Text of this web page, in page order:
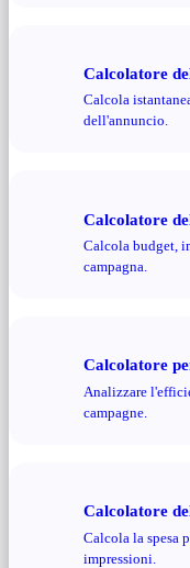
Calcolatore
Calcola
dell'annuncio.
Calcolatore
Calcola budget,
campagna.
Calcolatore
Analizzare
campagne.
Calcolatore
Calcola la spesa
impressioni.